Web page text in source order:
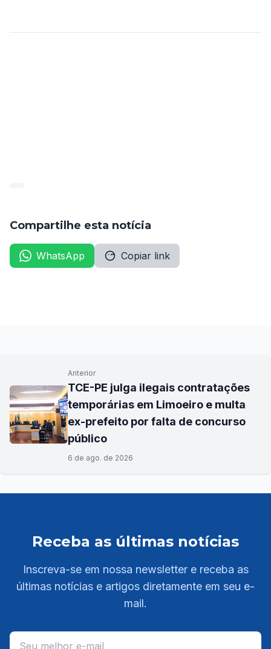
Compartilhe esta notícia
WhatsApp Copiar link
Anterior
TCE-PE julga ilegais contratações
temporárias em Limoeiro e multa
ex-prefeito por falta de concurso
público
6 de ago. de 2026
Receba as últimas notícias
Inscreva-se em nossa newsletter e receba as
últimas notícias e artigos diretamente em seu e-
mail.